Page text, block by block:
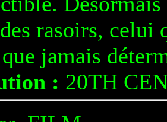
rasoirs, celui
jamais
: 20TH